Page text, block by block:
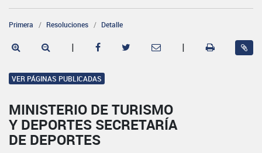
Primera Resoluciones Detalle
| |
VER PÁGINAS PUBLICADAS
MINISTERIO DE TURISMO
Y DEPORTES SECRETARÍA
DE DEPORTES